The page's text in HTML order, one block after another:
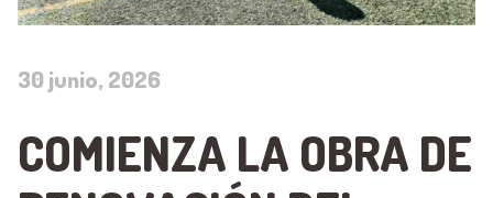
30 junio, 2026
COMIENZA LA OBRA DE